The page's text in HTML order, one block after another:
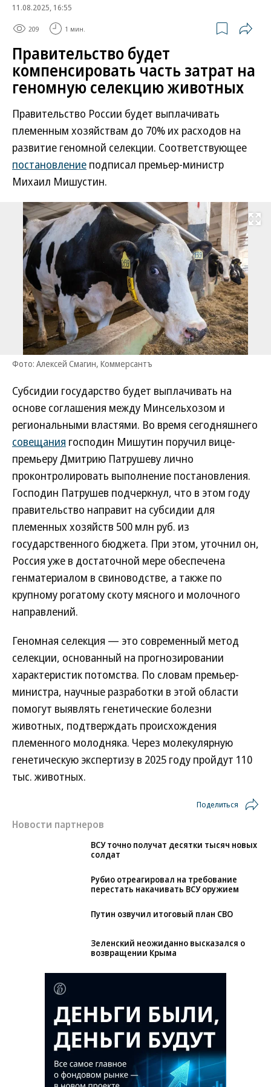
11.08.2025, 16:55
209 1 мин.
Правительство будет
компенсировать часть затрат на
геномную селекцию животных
Правительство России будет выплачивать
племенным хозяйствам до 70% их расходов на
развитие геномной селекции. Соответствующее
постановление подписал премьер-министр
Михаил Мишустин.
Развернуть
Фото: Алексей Смагин, Коммерсантъ
Субсидии государство будет выплачивать на
основе соглашения между Минсельхозом и
региональными властями. Во время сегодняшнего
совещания господин Мишутин поручил вице-
премьеру Дмитрию Патрушеву лично
проконтролировать выполнение постановления.
Господин Патрушев подчеркнул, что в этом году
правительство направит на субсидии для
племенных хозяйств 500 млн руб. из
государственного бюджета. При этом, уточнил он,
Россия уже в достаточной мере обеспечена
генматериалом в свиноводстве, а также по
крупному рогатому скоту мясного и молочного
направлений.
Геномная селекция — это современный метод
селекции, основанный на прогнозировании
характеристик потомства. По словам премьер-
министра, научные разработки в этой области
помогут выявлять генетические болезни
животных, подтверждать происхождения
племенного молодняка. Через молекулярную
генетическую экспертизу в 2025 году пройдут 110
тыс. животных.
Поделиться
Новости партнеров
ВСУ точно получат десятки тысяч новых
солдат
Рубио отреагировал на требование
Зеленский неожиданно высказался о
возвращении Крыма